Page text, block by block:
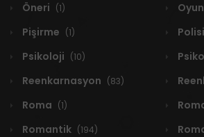
Öneri (1) Oyun
Pişirme (1)
Psikoloji (10)
Reenkarnasyon (83)
Roma (1)
Romantik (194)